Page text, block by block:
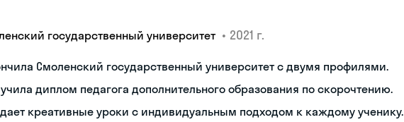
государственный университет • 2021 г.
Смоленский государственный университет с двумя профилями.
диплом педагога дополнительного образования по скорочтению.
креативные уроки с индивидуальным подходом к каждому ученику.